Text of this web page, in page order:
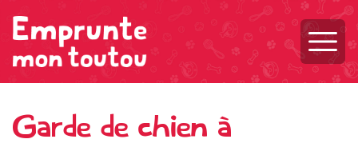
Garde de chien à